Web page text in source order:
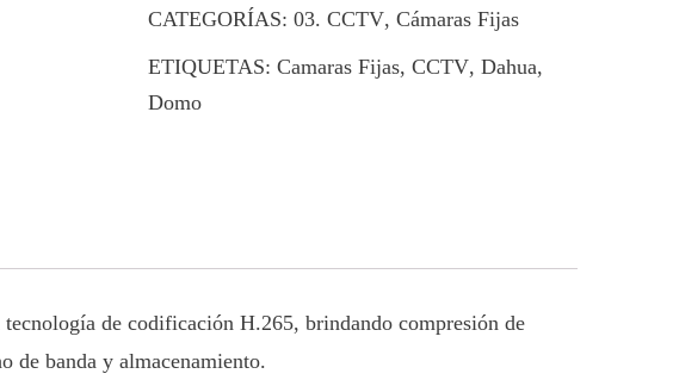
CATEGORÍAS:03. CCTV,Cámaras Fijas
ETIQUETAS:Camaras Fijas,CCTV,Dahua,
Domo
de codificación H.265, brindando compresión de
de banda y almacenamiento.